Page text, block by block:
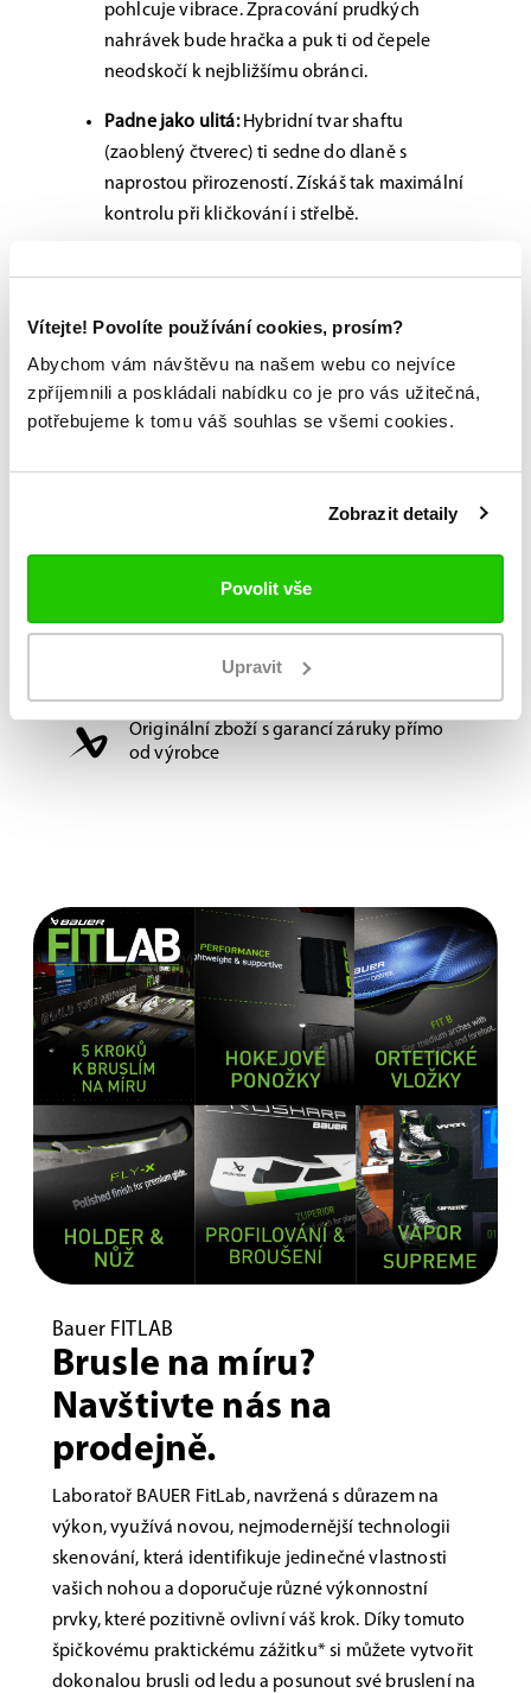
Vítejte! Povolíte používání cookies, prosím?
Abychom vám návštěvu na našem webu co nejvíce
zpříjemnili a poskládali nabídku co je pro vás užitečná,
potřebujeme k tomu váš souhlas se všemi cookies.
Zobrazit detaily
Povolit vše
Upravit
pohlcuje vibrace. Zpracování prudkých
nahrávek bude hračka a puk ti od čepele
neodskočí k nejbližšímu obránci.
Padne jako ulitá:Hybridní tvar shaftu
(zaoblený čtverec) ti sedne do dlaně s
naprostou přirozeností. Získáš tak maximální
kontrolu při kličkování i střelbě.
prostě budeš zářit – teď už to jen stačí
potvrdit nějakým tím gólem.
Sečteno a podtrženo:
Lehká konstrukce a
pukem na nový level. Je to spolehlivý parťák pro
Možnost vyzkoušení a výběru na míru na
Originální zboží s garancí záruky přímo
od výrobce
Bauer FITLAB
Brusle na míru?
Navštivte nás na
prodejně.
Laboratoř BAUER FitLab, navržená s důrazem na
výkon, využívá novou, nejmodernější technologii
skenování, která identifikuje jedinečné vlastnosti
vašich nohou a doporučuje různé výkonnostní
prvky, které pozitivně ovlivní váš krok. Díky tomuto
špičkovému praktickému zážitku* si můžete vytvořit
dokonalou brusli od ledu a posunout své bruslení na